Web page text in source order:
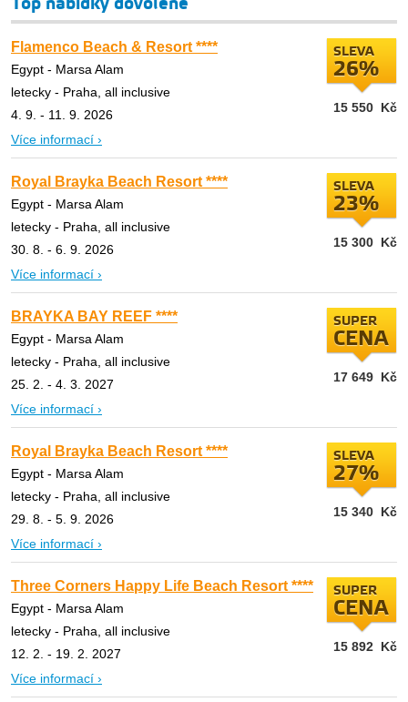
Flamenco Beach & Resort ****
Egypt - Marsa Alam
letecky - Praha, all inclusive
4. 9. - 11. 9. 2026
Více informací ›
SLEVA
26%
15 550 Kč
Royal Brayka Beach Resort ****
Egypt - Marsa Alam
letecky - Praha, all inclusive
30. 8. - 6. 9. 2026
Více informací ›
SLEVA
23%
15 300 Kč
BRAYKA BAY REEF ****
Egypt - Marsa Alam
letecky - Praha, all inclusive
25. 2. - 4. 3. 2027
Více informací ›
SUPER
CENA
17 649 Kč
Royal Brayka Beach Resort ****
Egypt - Marsa Alam
letecky - Praha, all inclusive
29. 8. - 5. 9. 2026
Více informací ›
SLEVA
27%
15 340 Kč
Three Corners Happy Life Beach Resort ****
Egypt - Marsa Alam
letecky - Praha, all inclusive
12. 2. - 19. 2. 2027
Více informací ›
SUPER
CENA
15 892 Kč